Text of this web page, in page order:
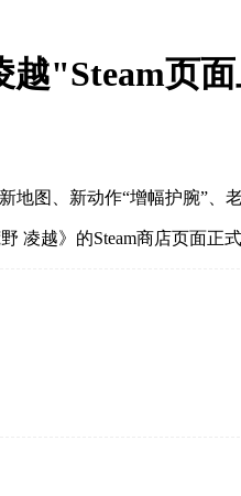
越"Steam页
地图、新动作“增幅护腕”
凌越》的Steam商店页面